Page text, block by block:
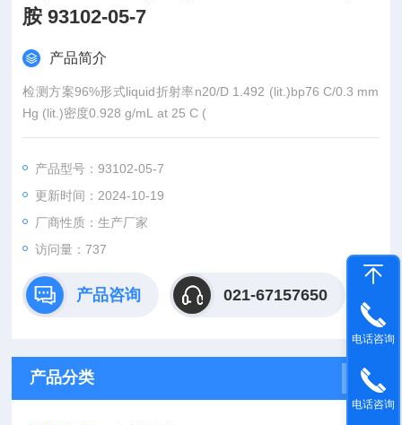
胺 93102-05-7
产品简介
检测方案96%形式liquid折射率n20/D 1.492 (lit.)bp76 C/0.3 mm
Hg (lit.)密度0.928 g/mL at 25 C (
产品型号：93102-05-7
更新时间：2024-10-19
厂商性质：生产厂家
访问量：737
产品咨询 021-67157650
产品分类
电话咨询
电话咨询